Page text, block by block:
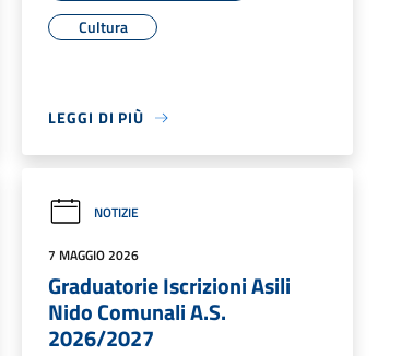
Cultura
LEGGI DI PIÙ
NOTIZIE
7 MAGGIO 2026
Graduatorie Iscrizioni Asili
Nido Comunali A.S.
2026/2027